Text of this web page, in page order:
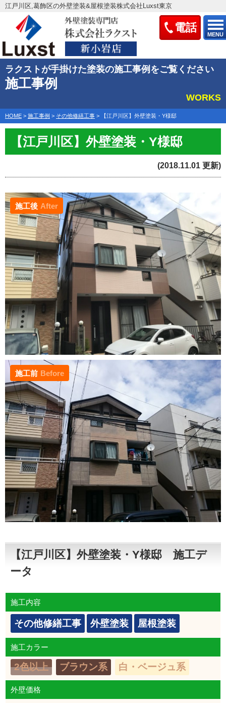
電話
MENU
江戸川区,葛飾区の外壁塗装&屋根塗装株式会社Luxst東京
ラクストが手掛けた塗装の施工事例をご覧ください
施工事例
WORKS
HOME > 施工事例 > その他修繕工事 > 【江戸川区】外壁塗装・Y様邸
【江戸川区】外壁塗装・Y様邸
(2018.11.01 更新)
施工後 After
施工前 Before
【江戸川区】外壁塗装・Y様邸 施工デ
ータ
施工内容
その他修繕工事 外壁塗装 屋根塗装
施工カラー
2色以上 ブラウン系 白・ベージュ系
外壁価格